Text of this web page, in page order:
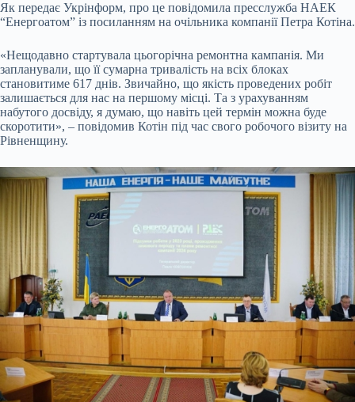
Як передає Укрінформ, про це повідомила пресслужба НАЕК
“Енергоатом” із посиланням на очільника компанії Петра Котіна.
«Нещодавно стартувала цьогорічна ремонтна кампанія. Ми
запланували, що її сумарна тривалість на всіх блоках
становитиме 617 днів. Звичайно, що якість проведених робіт
залишається для нас на першому місці. Та з урахуванням
набутого досвіду, я думаю, що навіть цей термін можна буде
скоротити», – повідомив Котін під час свого робочого візиту на
Рівненщину.